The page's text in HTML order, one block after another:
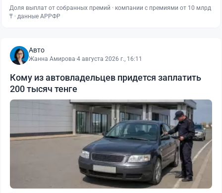
Доля выплат от собранных премий · компании с премиями от 10 млрд
₸ · данные АРРФР
Авто
Жанна Амирова·4 августа 2026 г., 16:11
Кому из автовладельцев придется заплатить
200 тысяч тенге